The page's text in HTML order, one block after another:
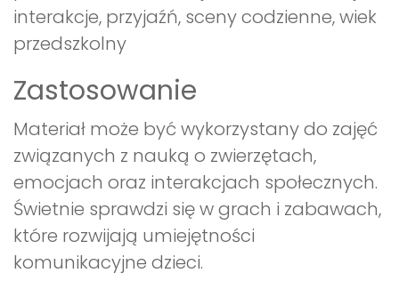
interakcje, przyjaźń, sceny codzienne, wiek
przedszkolny
Zastosowanie
Materiał może być wykorzystany do zajęć
związanych z nauką o zwierzętach,
emocjach oraz interakcjach społecznych.
Świetnie sprawdzi się w grach i zabawach,
które rozwijają umiejętności
komunikacyjne dzieci.